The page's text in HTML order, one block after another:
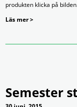
produkten klicka på bilden.
Läs mer >
Semester